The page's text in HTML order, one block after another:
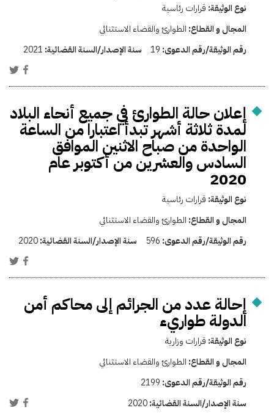
نوع الوثيقة: قرارات رئاسية
المجال و القطاع: الطوارئ والقضاء الاستثنائي
رقم الوثيقة/رقم الدعوى: 19 سنة الإصدار/السنة القضائية: 2021
إعلان حالة الطوارئ في جميع أنحاء البلاد
لمدة ثلاثة أشهر تبدأ اعتبارا من الساعة
الواحدة من صباح الاثنين الموافق
السادس والعشرين من أكتوبر عام
2020
نوع الوثيقة: قرارات رئاسية
المجال و القطاع: الطوارئ والقضاء الاستثنائي
رقم الوثيقة/رقم الدعوى: 596 سنة الإصدار/السنة القضائية:2020
إحالة عدد من الجرائم إلى محاكم أمن
الدولة طواريء
نوع الوثيقة: قرارات وزارية
المجال و القطاع: الطوارئ والقضاء الاستثنائي
رقم الوثيقة/رقم الدعوى: 2199
سنة الإصدار/السنة القضائية:2020